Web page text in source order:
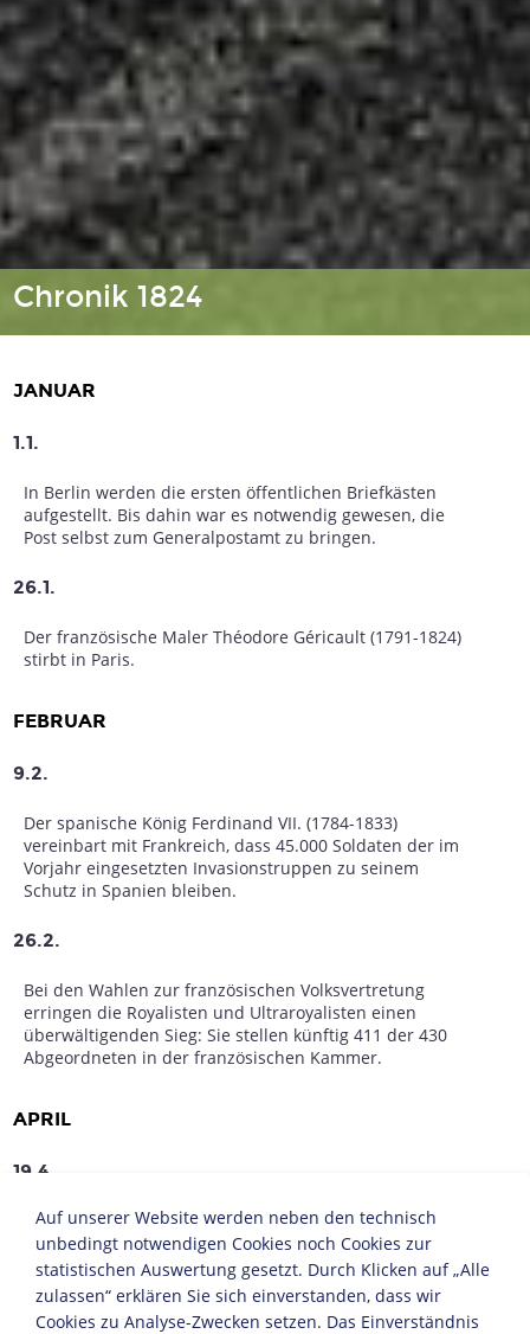
Chronik 1824
JANUAR
1.1.
In Berlin werden die ersten öffentlichen Briefkästen
aufgestellt. Bis dahin war es notwendig gewesen, die
Post selbst zum Generalpostamt zu bringen.
26.1.
Der französische Maler Théodore Géricault (1791-1824)
stirbt in Paris.
FEBRUAR
9.2.
Der spanische König Ferdinand VII. (1784-1833)
vereinbart mit Frankreich, dass 45.000 Soldaten der im
Vorjahr eingesetzten Invasionstruppen zu seinem
Schutz in Spanien bleiben.
26.2.
Bei den Wahlen zur französischen Volksvertretung
erringen die Royalisten und Ultraroyalisten einen
überwältigenden Sieg: Sie stellen künftig 411 der 430
Abgeordneten in der französischen Kammer.
APRIL
19.4.
Der englische Dichter George Gordon Baron Byron
(1788-1824) stirbt in Griechenland, wo er den
Freiheitskampf unterstützt hatte.
MAI
Auf unserer Website werden neben den technisch
unbedingt notwendigen Cookies noch Cookies zur
statistischen Auswertung gesetzt. Durch Klicken auf „Alle
zulassen“ erklären Sie sich einverstanden, dass wir
Cookies zu Analyse-Zwecken setzen. Das Einverständnis